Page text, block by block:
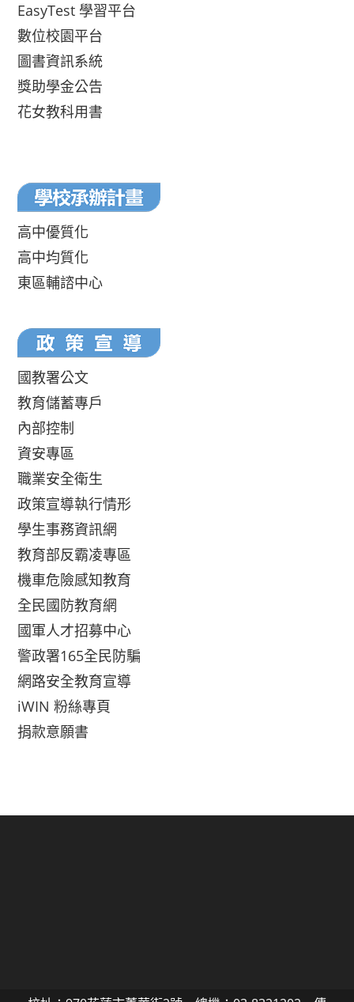
EasyTest 學習平台
數位校園平台
圖書資訊系統
獎助學金公告
花女教科用書
高中優質化
高中均質化
東區輔諮中心
國教署公文
教育儲蓄專戶
內部控制
資安專區
職業安全衛生
政策宣導執行情形
學生事務資訊網
教育部反霸凌專區
機車危險感知教育
全民國防教育網
國軍人才招募中心
警政署165全民防騙
網路安全教育宣導
iWIN 粉絲專頁
捐款意願書